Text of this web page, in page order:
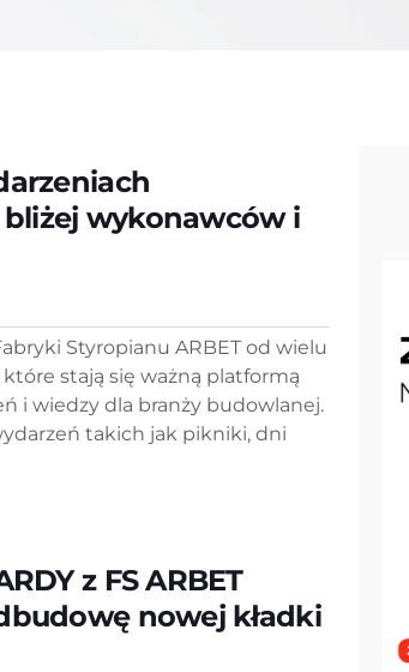
wykonawców i
Styropianu ARBET od wielu
stają się ważną platformą
i wiedzy dla branży budowlanej.
takich jak pikniki, dni
z FS ARBET
nowej kładki